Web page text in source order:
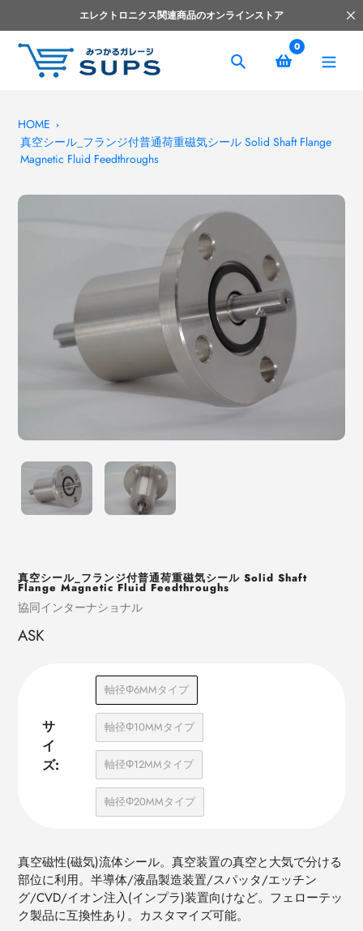
ン
エレクトロニクス関連商品のオンラインストア
捜
0
HOME
真空シール_フランジ付普通荷重磁気シール Solid Shaft Flange
Magnetic Fluid Feedthroughs
真空シール_フランジ付普通荷重磁気シール Solid Shaft
Flange Magnetic Fluid Feedthroughs
売
手
協同インターナショナル
ASK
サ
イ
ズ:
軸径Φ6MMタイプ
軸径Φ10MMタイプ
軸径Φ12MMタイプ
軸径Φ20MMタイプ
真空磁性(磁気)流体シール。真空装置の真空と大気で分ける
部位に利用。半導体/液晶製造装置/スパッタ/エッチン
グ/CVD/イオン注入(インプラ)装置向けなど。フェローテッ
ク製品に互換性あり。カスタマイズ可能。